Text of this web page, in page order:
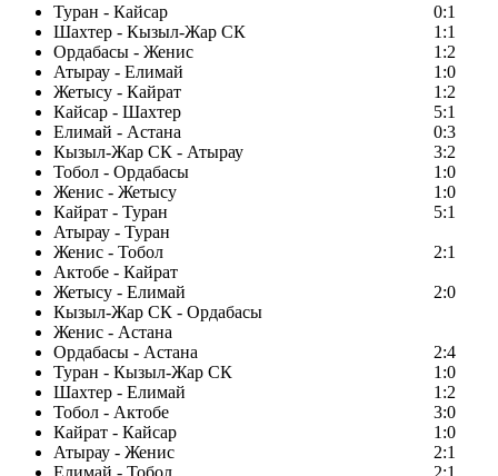
Туран - Кайсар
0:1
Шахтер - Кызыл-Жар СК
1:1
Ордабасы - Женис
1:2
Атырау - Елимай
1:0
Жетысу - Кайрат
1:2
Кайсар - Шахтер
5:1
Елимай - Астана
0:3
Кызыл-Жар СК - Атырау
3:2
Тобол - Ордабасы
1:0
Женис - Жетысу
1:0
Кайрат - Туран
5:1
Атырау - Туран
Женис - Тобол
2:1
Актобе - Кайрат
Жетысу - Елимай
2:0
Кызыл-Жар СК - Ордабасы
Женис - Астана
Ордабасы - Астана
2:4
Туран - Кызыл-Жар СК
1:0
Шахтер - Елимай
1:2
Тобол - Актобе
3:0
Кайрат - Кайсар
1:0
Атырау - Женис
2:1